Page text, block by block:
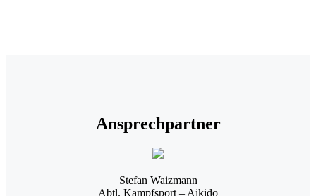
Ansprechpartner
Stefan Waizmann
Abtl. Kampfsport – Aikido